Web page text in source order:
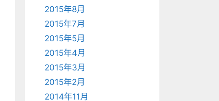
2015年8月
2015年7月
2015年5月
2015年4月
2015年3月
2015年2月
2014年11月